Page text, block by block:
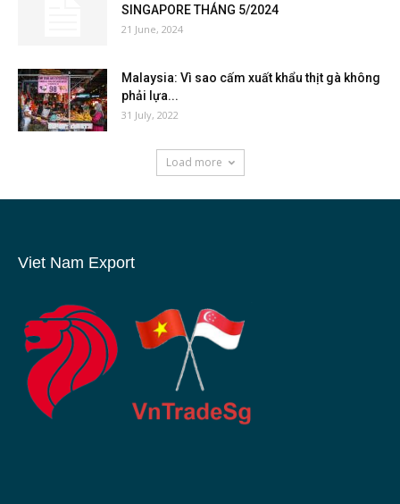
SINGAPORE THÁNG 5/2024
21 June, 2024
Malaysia: Vì sao cấm xuất khẩu thịt gà không
phải lựa...
31 July, 2022
Load more
Viet Nam Export